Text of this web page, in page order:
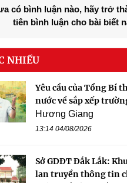
có bình luận nào, hãy trở
tiên bình luận cho bài biết
NHIỀU
Yêu cầu của Tổng Bí
nước về sắp xếp
Hương Giang
13:14 04/08/2026
Sở GDĐT Đắk Lắk:
lan truyền thông tin